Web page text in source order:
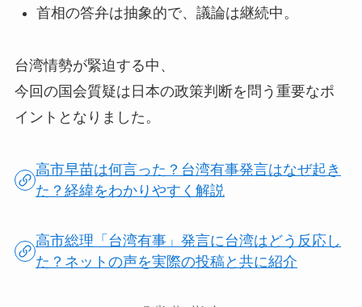
首相の答弁は抽象的で、議論は継続中。
台湾情勢が緊迫する中、
今回の国会質疑は日本の政策判断を問う重要なポ
イントとなりました。
高市早苗は何言った？台湾有事発言はなぜ起き
た？経緯をわかりやすく解説
高市総理「台湾有事」発言に台湾はどう反応し
た？ネットの声を実際の投稿と共に紹介